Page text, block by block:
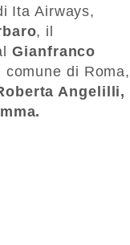
Ita Airways,
, il
Gianfranco
di Roma,
Angelilli,